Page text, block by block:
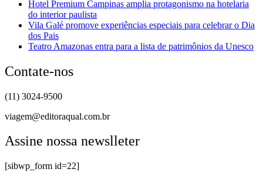
Hotel Premium Campinas amplia protagonismo na hotelaria
do interior paulista
Vila Galé promove experiências especiais para celebrar o Dia
dos Pais
Teatro Amazonas entra para a lista de patrimônios da Unesco
Contate-nos
(11) 3024-9500
viagem@editoraqual.com.br
Assine nossa newslleter
[sibwp_form id=22]